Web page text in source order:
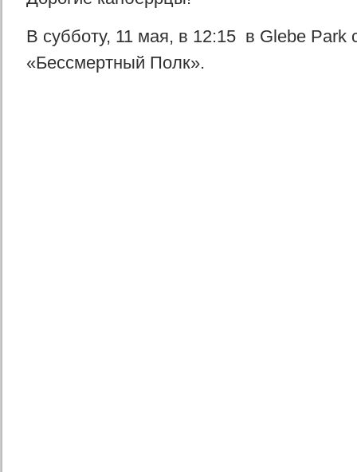
В субботу, 11 мая, в 12:15 в Glebe Park
«Бессмертный Полк».